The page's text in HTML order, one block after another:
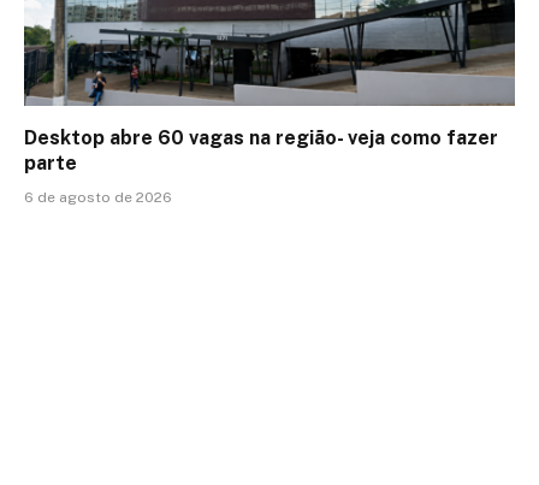
Desktop abre 60 vagas na região- veja como fazer
parte
6 de agosto de 2026